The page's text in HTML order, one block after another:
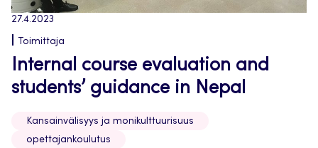
27.4.2023
Toimittaja
Internal course evaluation and
students’ guidance in Nepal
Kansainvälisyys ja monikulttuurisuus
opettajankoulutus